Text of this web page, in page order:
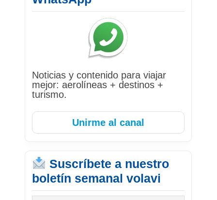
Noticias y contenido para viajar
mejor: aerolíneas + destinos +
turismo.
Unirme al canal
Suscríbete a nuestro
boletín semanal volavi